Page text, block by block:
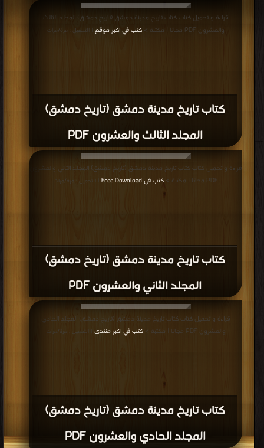
كتاب تاريخ مدينة دمشق (تاريخ دمشق)
المجلد الثالث والعشرون PDF
قراءة و تحميل كتاب كتاب تاريخ مدينة دمشق (تاريخ دمشق) المجلد الثالث
والعشرون PDF مجانا | مكتبة >
كتب في اكبر موقع | التحميل : مرة/مرات
كتاب تاريخ مدينة دمشق (تاريخ دمشق)
المجلد الثاني والعشرون PDF
قراءة و تحميل كتاب كتاب تاريخ مدينة دمشق (تاريخ دمشق) المجلد الثاني والعشرون
PDF مجانا | مكتبة >
كتب في Free Download | التحميل : مرة/مرات
كتاب تاريخ مدينة دمشق (تاريخ دمشق)
المجلد الحادي والعشرون PDF
قراءة و تحميل كتاب كتاب تاريخ مدينة دمشق (تاريخ دمشق) المجلد الحادي
والعشرون PDF مجانا | مكتبة >
كتب في اكبر منتدى | التحميل : مرة/مرات